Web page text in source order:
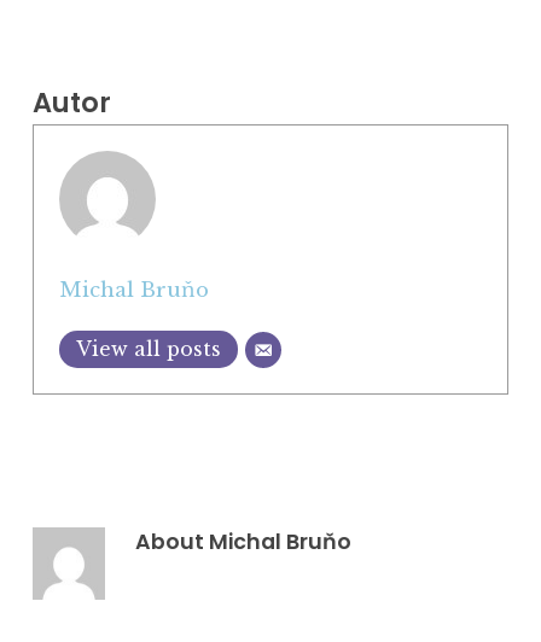
Autor
Michal Bruňo
View all posts
About Michal Bruňo